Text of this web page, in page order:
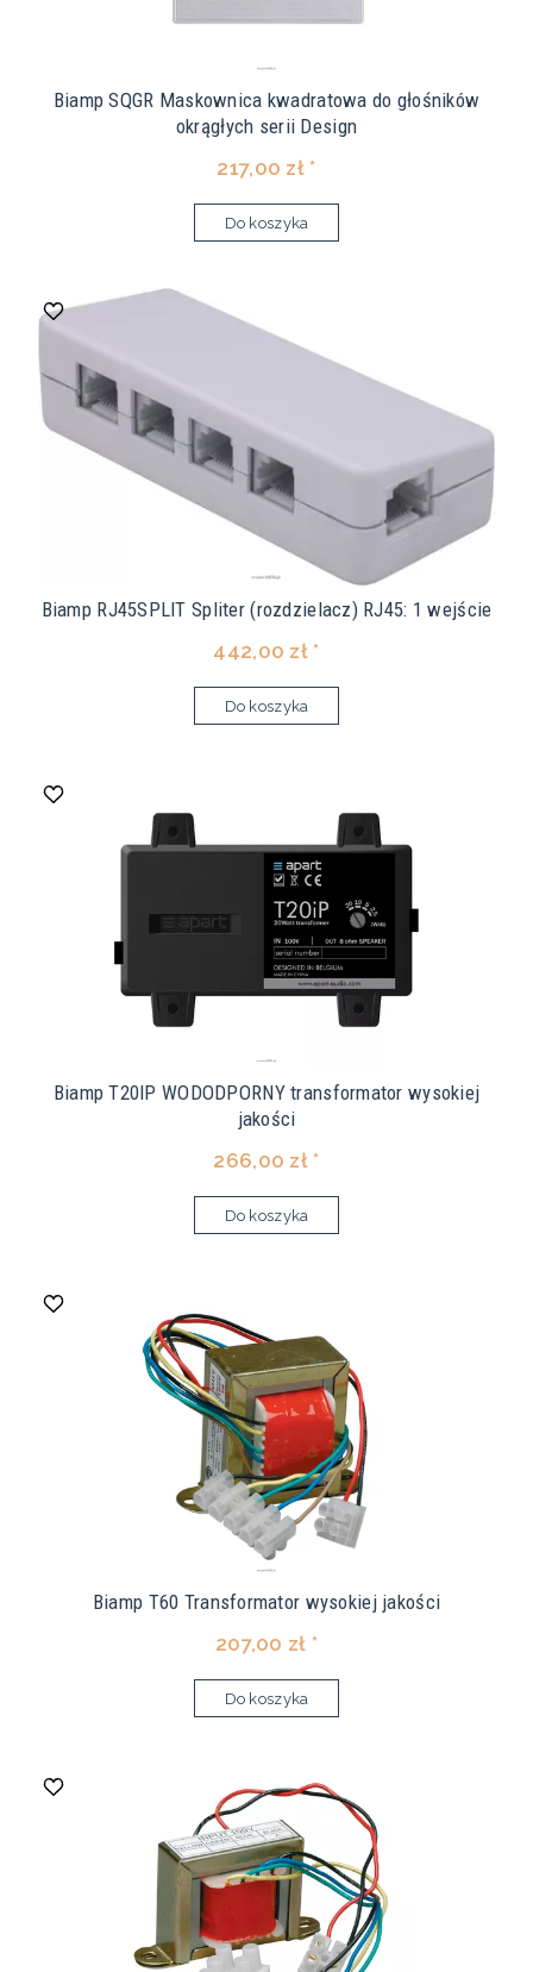
Biamp SQGR Maskownica kwadratowa do głośników
okrągłych serii Design
217,00 zł *
Do koszyka
Biamp RJ45SPLIT Spliter (rozdzielacz) RJ45: 1 wejście
442,00 zł *
Do koszyka
Biamp T20IP WODODPORNY transformator wysokiej
jakości
266,00 zł *
Do koszyka
Biamp T60 Transformator wysokiej jakości
207,00 zł *
Do koszyka